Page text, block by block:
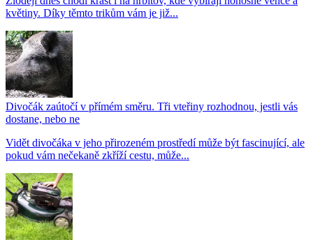
květiny. Díky těmto trikům vám je již...
Divočák zaútočí v přímém směru. Tři vteřiny rozhodnou, jestli vás
dostane, nebo ne
Vidět divočáka v jeho přirozeném prostředí může být fascinující, ale
pokud vám nečekaně zkříží cestu, může...